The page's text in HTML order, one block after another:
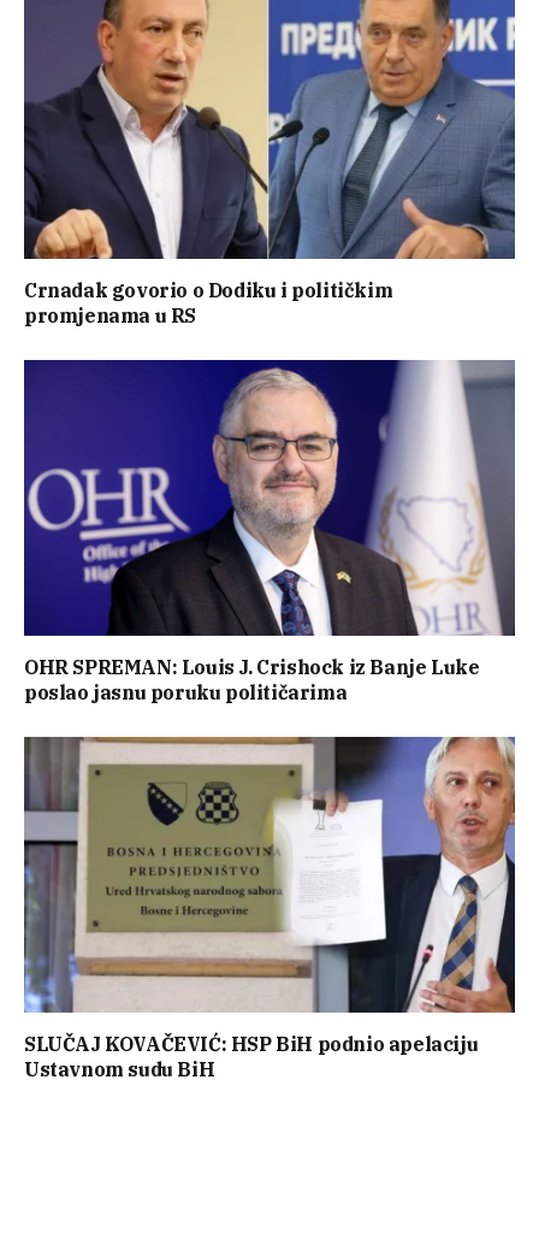
Crnadak govorio o Dodiku i političkim
promjenama u RS
OHR SPREMAN: Louis J. Crishock iz Banje Luke
poslao jasnu poruku političarima
SLUČAJ KOVAČEVIĆ: HSP BiH podnio apelaciju
Ustavnom sudu BiH